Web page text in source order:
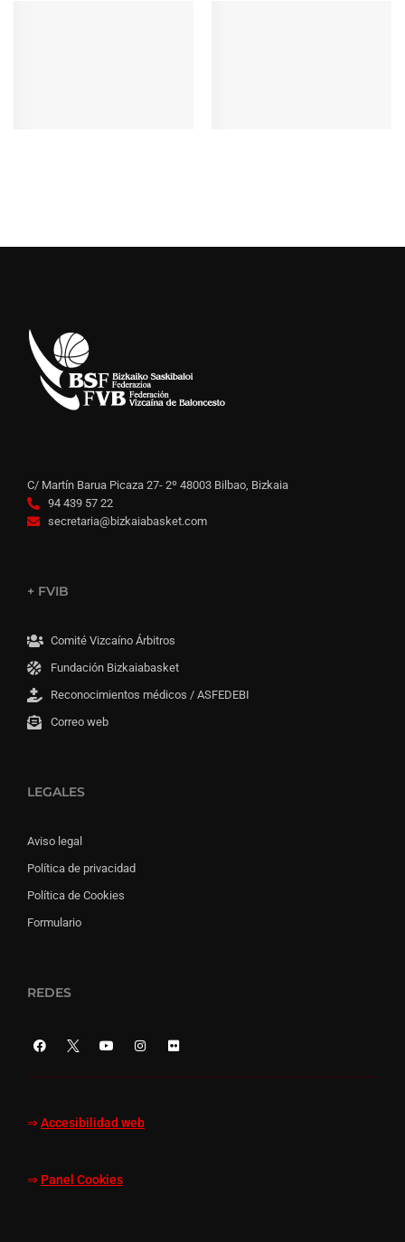
C/ Martín Barua Picaza 27- 2º 48003 Bilbao, Bizkaia
94 439 57 22
secretaria@bizkaiabasket.com
+ FVIB
Comité Vizcaíno Árbitros
Fundación Bizkaiabasket
Reconocimientos médicos / ASFEDEBI
Correo web
LEGALES
Aviso legal
Política de privacidad
Política de Cookies
Formulario
REDES
⇒ Accesibilidad web
⇒ Panel Cookies